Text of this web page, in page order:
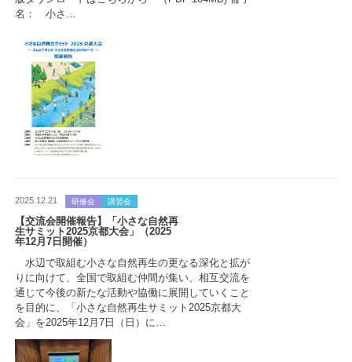
名： 小さ…
2025.12.21 研修会 講習会
【交流会開催報告】「小さな自然再
生サミット2025京都大会」（2025
年12月7日開催）
水辺で取組む小さな自然再生の更なる深化と拡が
りに向けて、全国で取組む仲間が集い、相互交流を
通じて今後の新たな活動や協働に展開していくこと
を目的に、「小さな自然再生サミット2025京都大
会」を2025年12月7日（日）に…